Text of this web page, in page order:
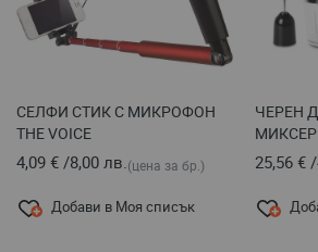
СЕЛФИ СТИК С МИКРОФОН
THE VOICE
4,09 € /8,00 лв.(цена за бр.)
Добави в Моя списък
ЧЕРЕН
МИКСЕР
11307
25,56 € /